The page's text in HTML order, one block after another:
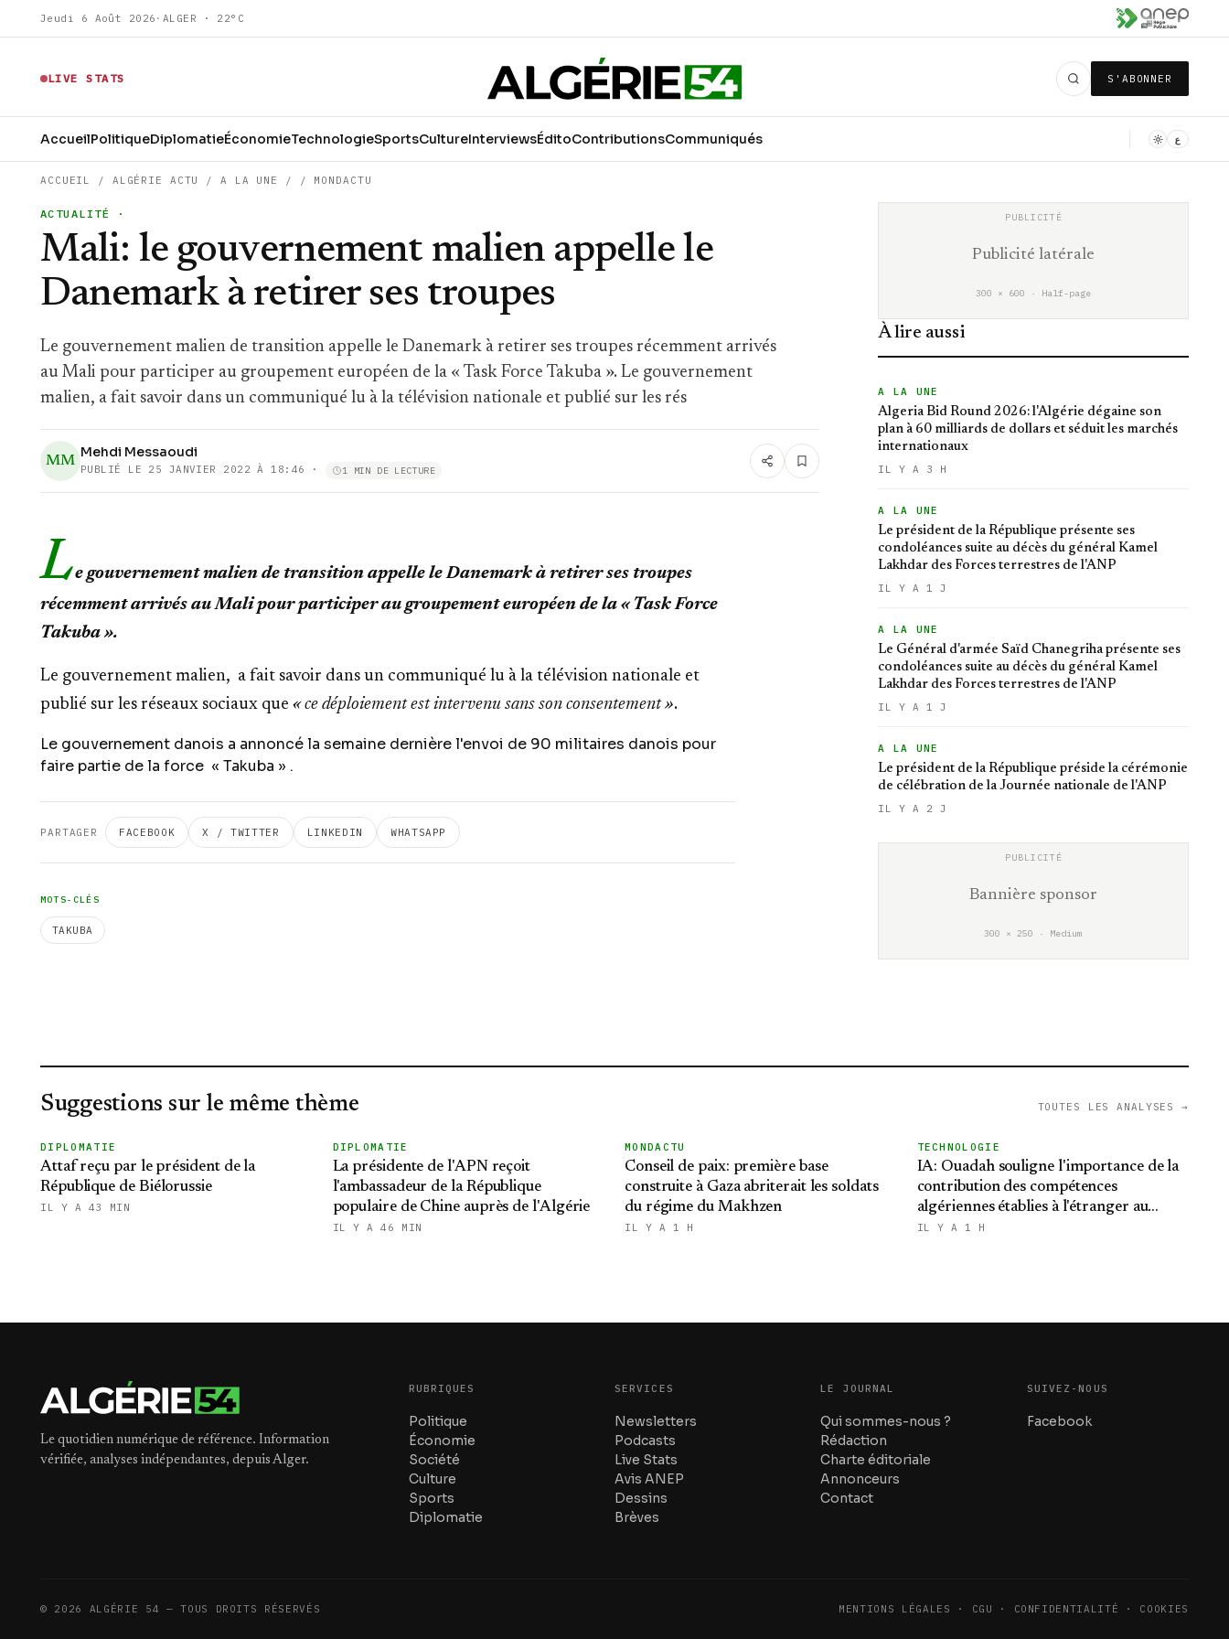
Jeudi 6 Août 2026 · ALGER · 22°C
LIVE STATS S'ABONNER
AccueilPolitiqueDiplomatieÉconomieTechnologieSportsCultureInterviewsÉditoContributionsCommuniqués ع
ACCUEIL / ALGÉRIE ACTU /A LA UNE / / MONDACTU
ACTUALITÉ ·
Mali: le gouvernement malien appelle le
Danemark à retirer ses troupes
Le gouvernement malien de transition appelle le Danemark à retirer ses troupes récemment arrivés
au Mali pour participer au groupement européen de la « Task Force Takuba ». Le gouvernement
malien, a fait savoir dans un communiqué lu à la télévision nationale et publié sur les rés
MM
Mehdi Messaoudi
PUBLIÉ LE 25 JANVIER 2022 À 18:46 · 1 MIN DE LECTURE
Le gouvernement malien de transition appelle le Danemark à retirer ses troupes
récemment arrivés au Mali pour participer au groupement européen de la « Task Force
Takuba ».
Le gouvernement malien, a fait savoir dans un communiqué lu à la télévision nationale et
publié sur les réseaux sociaux que « ce déploiement est intervenu sans son consentement ».
Le gouvernement danois a annoncé la semaine dernière l'envoi de 90 militaires danois pour
faire partie de la force « Takuba » .
PARTAGER FACEBOOK X / TWITTER LINKEDIN WHATSAPP
MOTS-CLÉS
TAKUBA
Publicité latérale
300 × 600 · Half-page
À lire aussi
A LA UNE
Algeria Bid Round 2026: l'Algérie dégaine son
plan à 60 milliards de dollars et séduit les marchés
internationaux
IL Y A 3 H
A LA UNE
Le président de la République présente ses
condoléances suite au décès du général Kamel
Lakhdar des Forces terrestres de l'ANP
IL Y A 1 J
A LA UNE
Le Général d'armée Saïd Chanegriha présente ses
condoléances suite au décès du général Kamel
Lakhdar des Forces terrestres de l'ANP
IL Y A 1 J
A LA UNE
Le président de la République préside la cérémonie
de célébration de la Journée nationale de l'ANP
IL Y A 2 J
Bannière sponsor
300 × 250 · Medium
Suggestions sur le même thème TOUTES LES ANALYSES →
DIPLOMATIE
Attaf reçu par le président de la
République de Biélorussie
IL Y A 43 MIN
DIPLOMATIE
La présidente de l'APN reçoit
l'ambassadeur de la République
populaire de Chine auprès de l'Algérie
IL Y A 46 MIN
MONDACTU
Conseil de paix: première base
construite à Gaza abriterait les soldats
du régime du Makhzen
IL Y A 1 H
TECHNOLOGIE
IA: Ouadah souligne l'importance de la
contribution des compétences
algériennes établies à l'étranger au
développement de solutions locales avec
IL Y A 1 H
Le quotidien numérique de référence. Information
vérifiée, analyses indépendantes, depuis Alger.
RUBRIQUES
Politique
Économie
Société
Culture
Sports
Diplomatie
SERVICES
Newsletters
Podcasts
Live Stats
Avis ANEP
Dessins
Brèves
LE JOURNAL
Qui sommes-nous ?
Rédaction
Charte éditoriale
Annonceurs
Contact
SUIVEZ-NOUS
Facebook
© 2026 ALGÉRIE 54 — TOUS DROITS RÉSERVÉS MENTIONS LÉGALES · CGU · CONFIDENTIALITÉ · COOKIES